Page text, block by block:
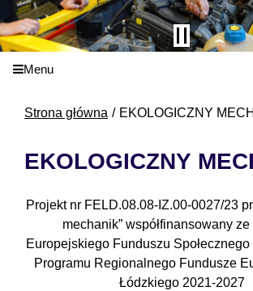
Menu
Strona główna EKOLOGICZNY
EKOLOGICZNY
Projekt nr FELD.08.08-IZ.00-0027/23
mechanik” współfinansowany
Europejskiego Funduszu
Programu Regionalnego Fundusze
Łódzkiego 2021-2027